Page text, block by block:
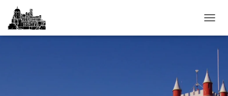
L
A
R